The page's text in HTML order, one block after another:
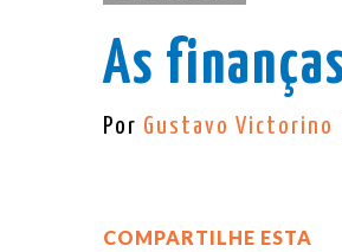
As
Por Gustavo Victorino
COMPARTILHE ESTA